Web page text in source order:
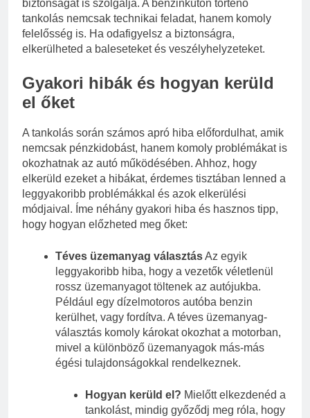
biztonságát is szolgálja. A benzinkúton történő
tankolás nemcsak technikai feladat, hanem komoly
felelősség is. Ha odafigyelsz a biztonságra,
elkerülheted a baleseteket és veszélyhelyzeteket.
Gyakori hibák és hogyan kerüld
el őket
A tankolás során számos apró hiba előfordulhat, amik
nemcsak pénzkidobást, hanem komoly problémákat is
okozhatnak az autó működésében. Ahhoz, hogy
elkerüld ezeket a hibákat, érdemes tisztában lenned a
leggyakoribb problémákkal és azok elkerülési
módjaival. Íme néhány gyakori hiba és hasznos tipp,
hogy hogyan előzheted meg őket:
Téves üzemanyag választásAz egyik
leggyakoribb hiba, hogy a vezetők véletlenül
rossz üzemanyagot töltenek az autójukba.
Például egy dízelmotoros autóba benzin
kerülhet, vagy fordítva. A téves üzemanyag-
választás komoly károkat okozhat a motorban,
mivel a különböző üzemanyagok más-más
égési tulajdonságokkal rendelkeznek.
Hogyan kerüld el? Mielőtt elkezdenéd a
tankolást, mindig győződj meg róla, hogy